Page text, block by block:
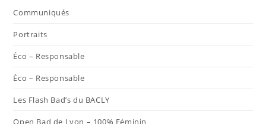
nouvel
nouvel
Communiqués
Portraits
Éco – Responsable
Éco – Responsable
Les Flash Bad’s du BACLY
Open Bad de Lyon – 100% Féminin